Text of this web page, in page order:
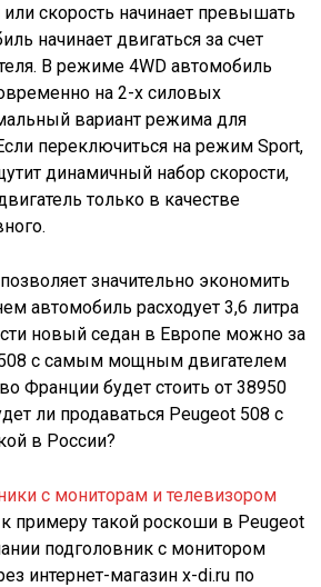
или скорость начинает превышать
начинает двигаться за счет
В режиме 4WD автомобиль
на 2-х силовых
вариант режима для
переключиться на режим Sport,
динамичный набор скорости,
только в качестве
значительно экономить
автомобиль расходует 3,6 литра
новый седан в Европе можно за
с самым мощным двигателем
Франции будет стоить от 38950
ли продаваться Peugeot 508 с
в России?
с мониторам и телевизором
примеру такой роскоши в Peugeot
подголовник с монитором
интернет-магазин x-di.ru по